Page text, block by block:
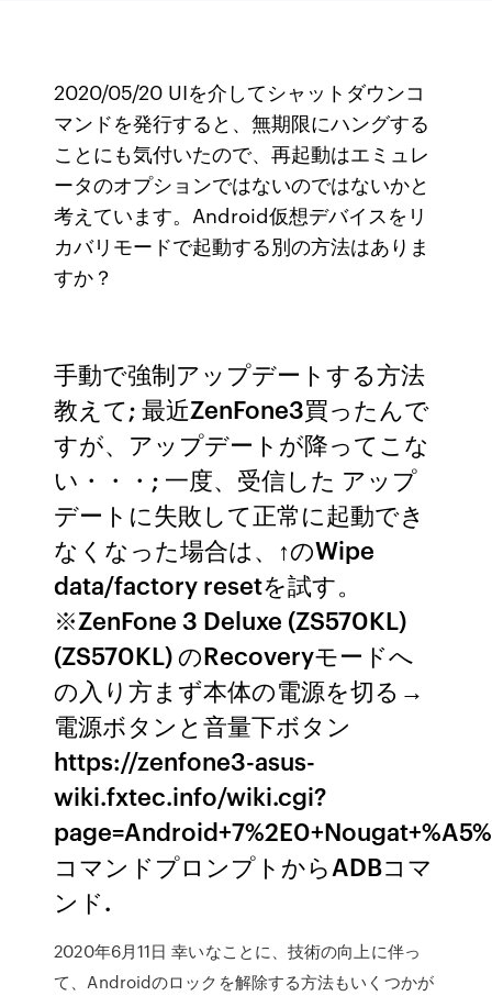
2020/05/20 UIを介してシャットダウンコ
マンドを発行すると、無期限にハングする
ことにも気付いたので、再起動はエミュレ
ータのオプションではないのではないかと
考えています。Android仮想デバイスをリ
カバリモードで起動する別の方法はありま
すか？
手動で強制アップデートする方法
教えて; 最近ZenFone3買ったんで
すが、アップデートが降ってこな
い・・・; 一度、受信した アップ
デートに失敗して正常に起動でき
なくなった場合は、↑のWipe
data/factory resetを試す。
※ZenFone 3 Deluxe (ZS570KL)
(ZS570KL) のRecoveryモードへ
の入り方まず本体の電源を切る→
電源ボタンと音量下ボタン
https://zenfone3-asus-
wiki.fxtec.info/wiki.cgi?
コマンドプロンプトからADBコマ
ンド.
2020年6月11日 幸いなことに、技術の向上に伴っ
て、Androidのロックを解除する方法もいくつかが